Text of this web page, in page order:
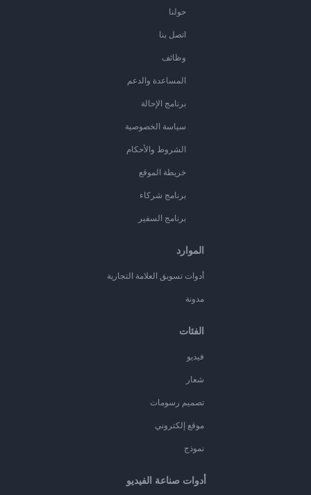
حولنا
اتصل بنا
وظائف
المساعدة والدعم
برنامج الإحالة
سياسة الخصوصية
الشروط والأحكام
خريطة الموقع
برنامج شركاء
برنامج السفير
الموارد
أدوات تسويق العلامة التجارية
مدونة
الفئات
فيديو
شعار
تصميم رسومات
موقع إلكتروني
نموذج
أدوات صناعة الفيديو